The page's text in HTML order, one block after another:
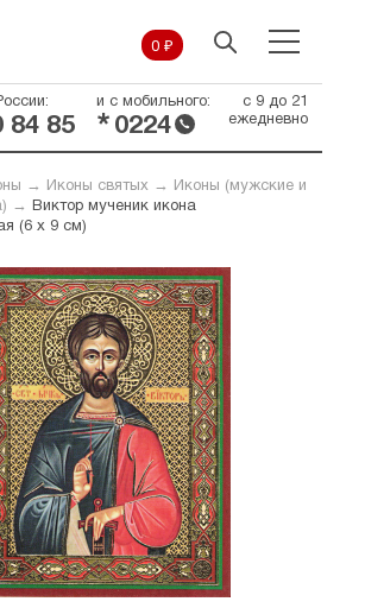
0 ₽
84 85
и с мобильного:
* 0224
с 9 до 21
ежедневно
→ Иконы святых→
Иконы (мужские и
→
Виктор мученик икона
(6 х 9 см)